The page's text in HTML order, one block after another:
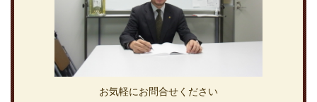
お気軽にお問合せください